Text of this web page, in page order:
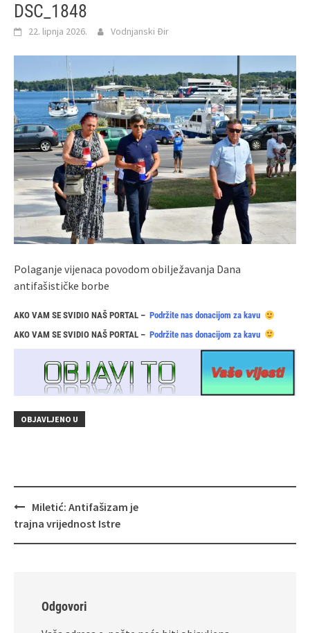
DSC_1848
22. lipnja 2026. Vodnjanski Đir
Polaganje vijenaca povodom obilježavanja Dana
antifašističke borbe
AKO VAM SE SVIDIO NAŠ PORTAL – Podržite nas donacijom za kavu
AKO VAM SE SVIDIO NAŠ PORTAL – Podržite nas donacijom za kavu
OBJAVLJENO U
Navigacija
objava
Miletić: Antifašizam je
trajna vrijednost Istre
Odgovori